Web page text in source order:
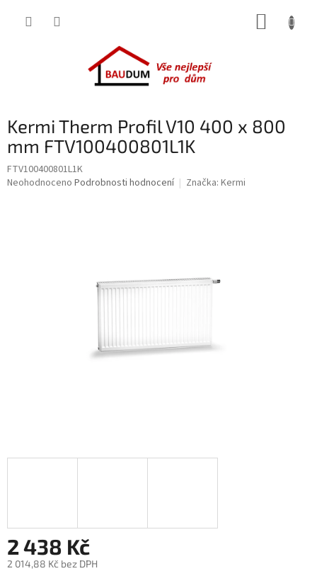
Kermi Therm Profil V10 400 x 800
mm FTV100400801L1K
FTV100400801L1K
Průměrné
Neohodnoceno Podrobnosti hodnocení Značka: Kermi
2 438 Kč
2 014,88 Kč bez DPH